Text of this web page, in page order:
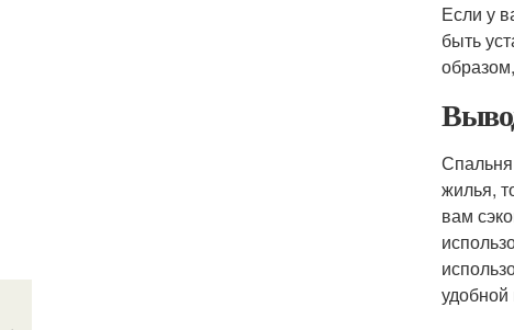
Если у
быть
жилья,
вам